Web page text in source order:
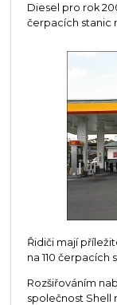
Diesel pro rok
čerpacích stanic
Řidiči mají
na 110 čerpacích
Rozšiřováním
společnost Shell